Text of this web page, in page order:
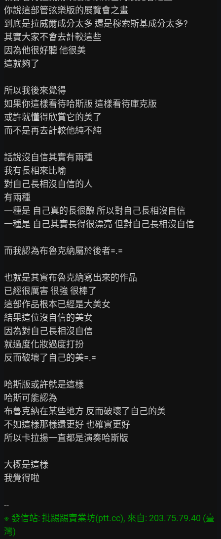
你說這部管弦樂版的展覽會之畫
到底是拉威爾成分太多 還是穆索斯基成分太多?
其實大家不會去計較這些
因為他很好聽 他很美
這就夠了
所以我後來覺得
如果你這樣看待哈斯版 這樣看待庫克版
或許就懂得欣賞它的美了
而不是再去計較他純不純
話說沒自信其實有兩種
我有長相來比喻
對自己長相沒自信的人
有兩種
一種是 自己真的長很醜 所以對自己長相沒自信
一種是 自己其實長得很漂亮 但對自己長相沒自信
而我認為布魯克納屬於後者=.=
也就是其實布魯克納寫出來的作品
已經很厲害 很強 很棒了
這部作品根本已經是大美女
結果這位沒自信的美女
因為對自己長相沒自信
就過度化妝過度打扮
反而破壞了自己的美=.=
哈斯版或許就是這樣
哈斯可能認為
布魯克納在某些地方 反而破壞了自己的美
不如這樣那樣還更好 也確實更好
所以卡拉揚一直都是演奏哈斯版
大概是這樣
我覺得啦
※ 發信站: 批踢踢實業坊(ptt.cc), 來自: 203.75.79.40 (臺
灣)